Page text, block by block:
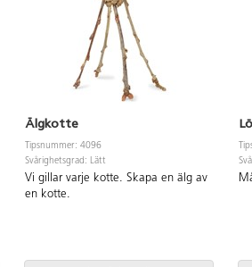
Älgkotte
Tipsnummer: 4096
Svårighetsgrad: Lätt
Vi gillar varje kotte. Skapa en älg av
en kotte.